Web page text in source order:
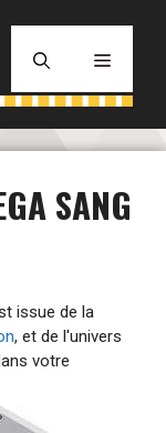
MENU
SANG
issue de la
, et de l'univers
votre